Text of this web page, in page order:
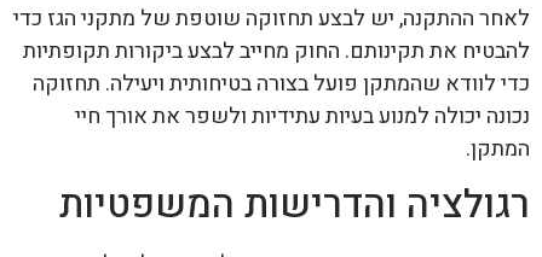
לאחר ההתקנה, יש לבצע תחזוקה שוטפת של מתקני הגז כדי
להבטיח את תקינותם. החוק מחייב לבצע ביקורות תקופתיות
כדי לוודא שהמתקן פועל בצורה בטיחותית ויעילה. תחזוקה
נכונה יכולה למנוע בעיות עתידיות ולשפר את אורך חיי
המתקן.
רגולציה והדרישות המשפטיות